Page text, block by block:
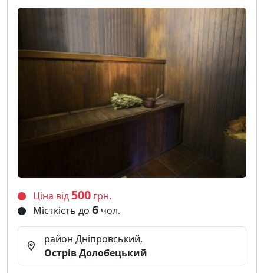
Ціна від 500 грн.
Місткість до 6 чол.
район Дніпровський,
Острів Долобецький